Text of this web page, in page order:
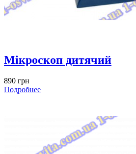
Мікроскоп дитячий
890 грн
Подробнее